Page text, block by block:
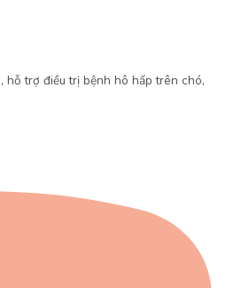
hỗ trợ điều trị bệnh hô hấp trên chó,